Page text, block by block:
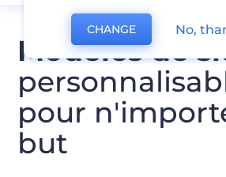
Modèles de
pour
but
CHANGE No,